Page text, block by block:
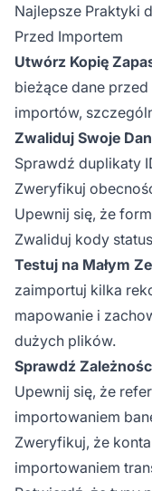
Najlepsze Praktyki
Przed Importem
Utwórz Kopię
bieżące dane
importów,
Zwaliduj Swoje
Sprawdź duplikaty
Zweryfikuj
Upewnij się, że
Zwaliduj kody
Testuj na Małym
zaimportuj kilka
mapowanie i
dużych plików.
Sprawdź
Upewnij się, że
importowaniem
Zweryfikuj, że
importowaniem